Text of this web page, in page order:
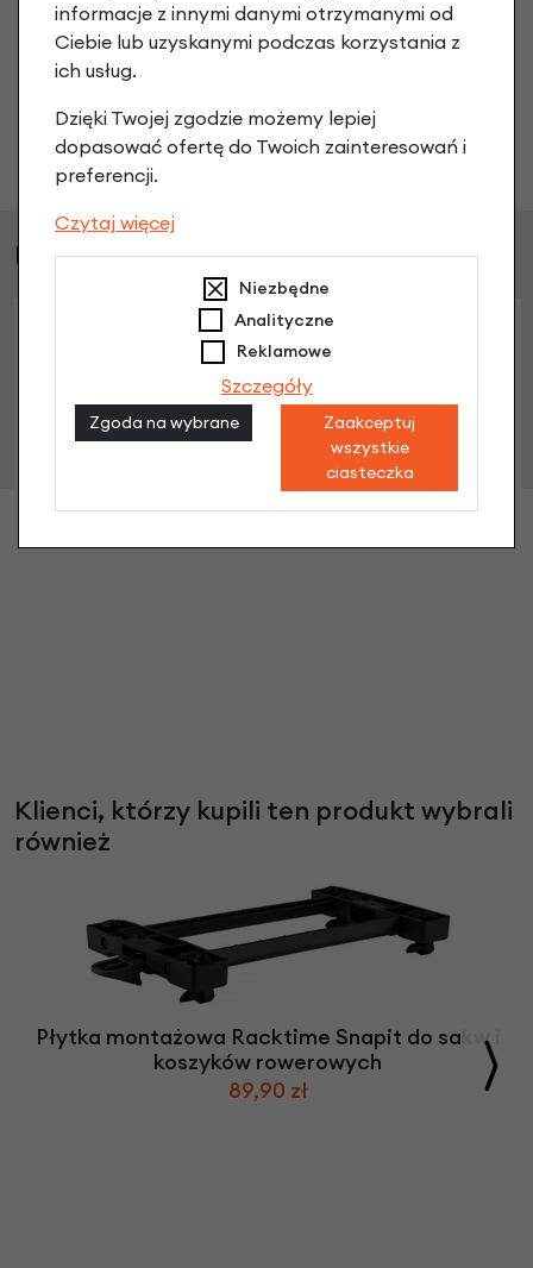
Nikt wcześniej niemiał pytań do tego produktu? A Ty o
Zadaj pytanie
Podobne produkty
Płytka montażowa Racktime Snapit do sakw i
koszyków rowerowych
Klienci, którzy kupili ten produkt wybrali
również
Płytka montażowa Racktime Snapit do sakw i
koszyków rowerowych
89,90 zł
informacje z innymi danymi otrzymanymi od
Ciebie lub uzyskanymi podczas korzystania z
ich usług.
Dzięki Twojej zgodzie możemy lepiej
dopasować ofertę do Twoich zainteresowań i
preferencji.
Czytaj więcej
Niezbędne
Analityczne
Reklamowe
Szczegóły
Zgoda na wybrane
Zaakceptuj
wszystkie
ciasteczka